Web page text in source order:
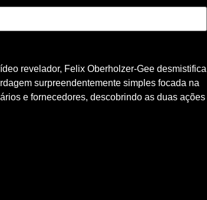
revelador, Felix Oberholzer-Gee desmistifica
surpreendentemente simples focada na
e fornecedores, descobrindo as duas ações